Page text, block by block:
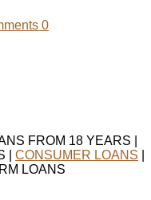
0
FROM 18 YEARS |
| CONSUMER LOANS
LOANS